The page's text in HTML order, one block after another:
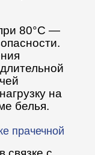
80°С —
на
белья.
прачечной